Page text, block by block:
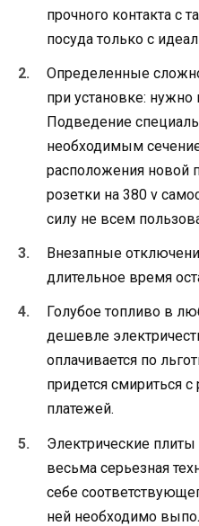
прочного контакта с
посуда только с
Определенные
при установке: нужно
Подведение
необходимым
расположения новой
розетки на 380 v
силу не всем
Внезапные
длительное время
Голубое топливо в
дешевле
оплачивается по
придется смириться
платежей.
Электрические
весьма серьезная
себе
ней необходимо